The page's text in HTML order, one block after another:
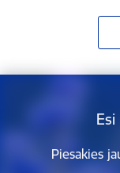
Piesakies